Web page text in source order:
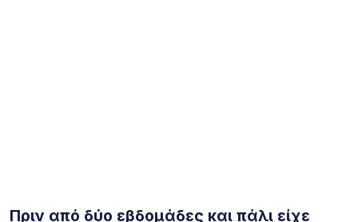
Πριν από δύο εβδομάδες και πάλι είχε